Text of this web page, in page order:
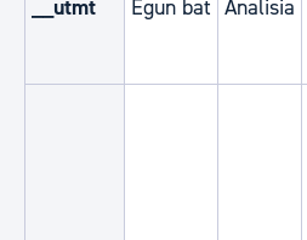
__utmt Egun bat Analisia